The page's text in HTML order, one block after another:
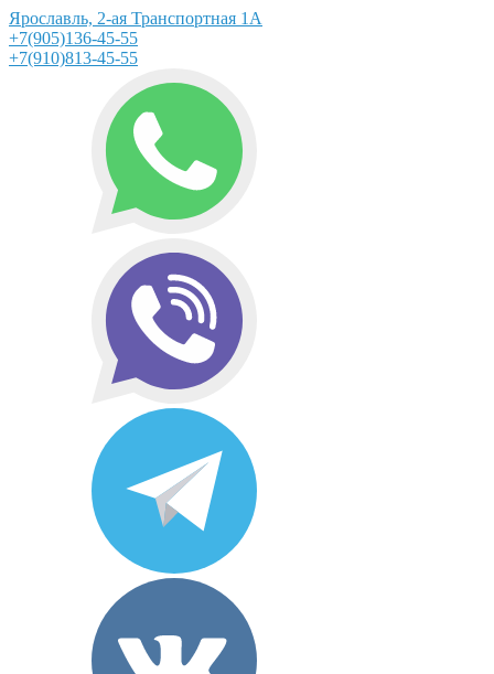
Ярославль, 2-ая Транспортная 1А
+7(905)136-45-55
+7(910)813-45-55